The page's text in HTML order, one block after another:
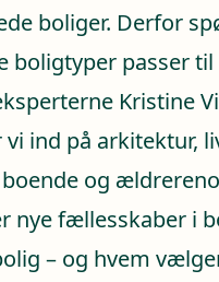
boliger. Derfor
boligtyper passer til
Kristine
ind på arkitektur,
og
nye fællesskaber i
– og hvem